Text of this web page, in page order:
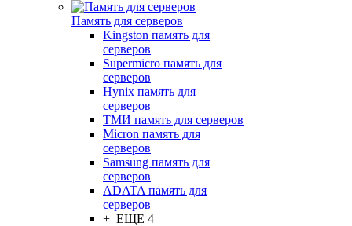
Память для серверов
Kingston память для
серверов
Supermicro память для
серверов
Hynix память для
серверов
ТМИ память для серверов
Micron память для
серверов
Samsung память для
серверов
ADATA память для
серверов
+ ЕЩЕ 4